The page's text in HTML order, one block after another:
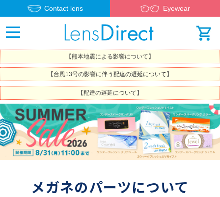
Contact lens Eyewear
【熊本地震による影響について】
【台風13号の影響に伴う配達の遅延について】
【配達の遅延について】
メガネのパーツについて